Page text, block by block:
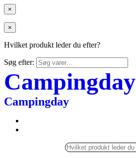
×
×
Hvilket produkt leder du efter?
Søg efter:
Campingday
Campingday